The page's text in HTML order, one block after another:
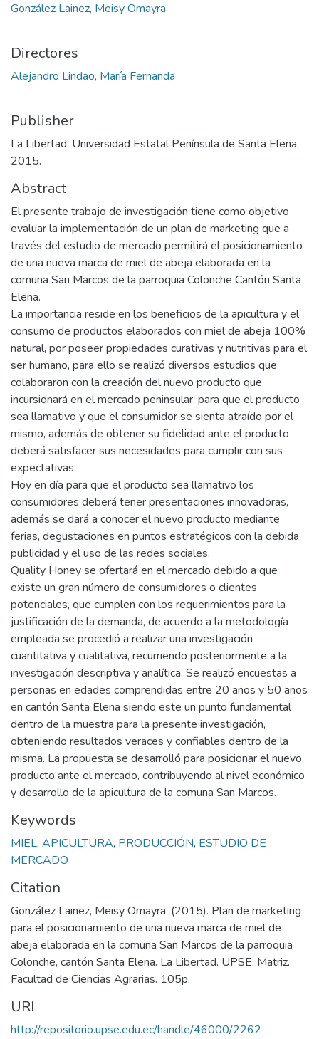
González Lainez, Meisy Omayra
Directores
Alejandro Lindao, María Fernanda
Publisher
La Libertad: Universidad Estatal Península de Santa Elena,
2015.
Abstract
El presente trabajo de investigación tiene como objetivo
evaluar la implementación de un plan de marketing que a
través del estudio de mercado permitirá el posicionamiento
de una nueva marca de miel de abeja elaborada en la
comuna San Marcos de la parroquia Colonche Cantón Santa
Elena.
La importancia reside en los beneficios de la apicultura y el
consumo de productos elaborados con miel de abeja 100%
natural, por poseer propiedades curativas y nutritivas para el
ser humano, para ello se realizó diversos estudios que
colaboraron con la creación del nuevo producto que
incursionará en el mercado peninsular, para que el producto
sea llamativo y que el consumidor se sienta atraído por el
mismo, además de obtener su fidelidad ante el producto
deberá satisfacer sus necesidades para cumplir con sus
expectativas.
Hoy en día para que el producto sea llamativo los
consumidores deberá tener presentaciones innovadoras,
además se dará a conocer el nuevo producto mediante
ferias, degustaciones en puntos estratégicos con la debida
publicidad y el uso de las redes sociales.
Quality Honey se ofertará en el mercado debido a que
existe un gran número de consumidores o clientes
potenciales, que cumplen con los requerimientos para la
justificación de la demanda, de acuerdo a la metodología
empleada se procedió a realizar una investigación
cuantitativa y cualitativa, recurriendo posteriormente a la
investigación descriptiva y analítica. Se realizó encuestas a
personas en edades comprendidas entre 20 años y 50 años
en cantón Santa Elena siendo este un punto fundamental
dentro de la muestra para la presente investigación,
obteniendo resultados veraces y confiables dentro de la
misma. La propuesta se desarrolló para posicionar el nuevo
producto ante el mercado, contribuyendo al nivel económico
y desarrollo de la apicultura de la comuna San Marcos.
Keywords
MIEL, APICULTURA, PRODUCCIÓN, ESTUDIO DE
MERCADO
Citation
González Lainez, Meisy Omayra. (2015). Plan de marketing
para el posicionamiento de una nueva marca de miel de
abeja elaborada en la comuna San Marcos de la parroquia
Colonche, cantón Santa Elena. La Libertad. UPSE, Matriz.
Facultad de Ciencias Agrarias. 105p.
URI
http://repositorio.upse.edu.ec/handle/46000/2262